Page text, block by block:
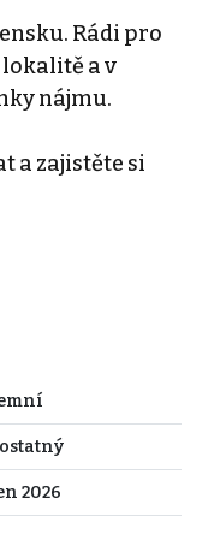
Rádi pro
a v
nájmu.
a zajistěte si
2026